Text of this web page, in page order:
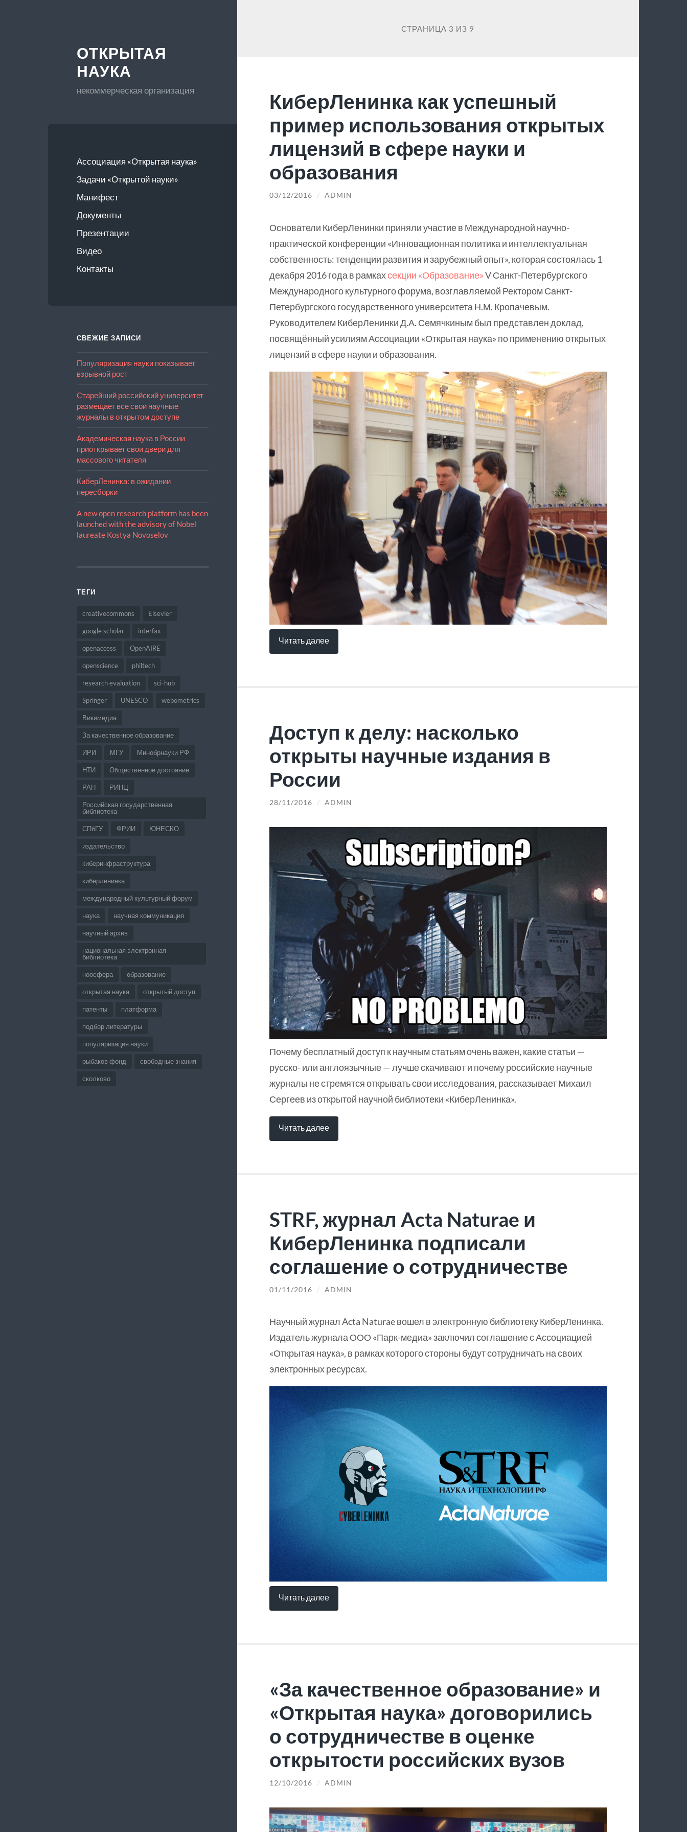
ОТКРЫТАЯ
НАУКА
некоммерческая организация
Ассоциация «Открытая наука»
Задачи «Открытой науки»
Манифест
Документы
Презентации
Видео
Контакты
СВЕЖИЕ ЗАПИСИ
Популяризация науки показывает
взрывной рост
Старейший российский университет
размещает все свои научные
журналы в открытом доступе
Академическая наука в России
приоткрывает свои двери для
массового читателя
КиберЛенинка: в ожидании
пересборки
A new open research platform has been
launched with the advisory of Nobel
laureate Kostya Novoselov
ТЕГИ
creativecommons Elsevier
google scholar interfax
openaccess OpenAIRE
openscience philtech
research evaluation sci-hub
Springer UNESCO webometrics
Викимедиа
За качественное образование
ИРИ МГУ Минобрнауки РФ
НТИ Общественное достояние
РАН РИНЦ
Российская государственная
библиотека
СПбГУ ФРИИ ЮНЕСКО
издательство
киберинфраструктура
киберленинка
международный культурный форум
наука научная коммуникация
научный архив
национальная электронная
библиотека
ноосфера образование
открытая наука открытый доступ
патенты платформа
подбор литературы
популяризация науки
рыбаков фонд свободные знания
сколково
СТРАНИЦА 3 ИЗ 9
КиберЛенинка как успешный
пример использования открытых
лицензий в сфере науки и
образования
03/12/2016 / ADMIN
Основатели КиберЛенинки приняли участие в Международной научно-
практической конференции «Инновационная политика и интеллектуальная
собственность: тенденции развития и зарубежный опыт», которая состоялась 1
декабря 2016 года в рамкахсекции «Образование»V Санкт-Петербургского
Международного культурного форума, возглавляемой Ректором Санкт-
Петербургского государственного университета Н.М. Кропачевым.
Руководителем КиберЛенинки Д.А. Семячкиным был представлен доклад,
посвящённый усилиям Ассоциации «Открытая наука» по применению открытых
лицензий в сфере науки и образования.
Читать далее
Доступ к делу: насколько
открыты научные издания в
России
28/11/2016 / ADMIN
Почему бесплатный доступ к научным статьям очень важен, какие статьи —
русско- или англоязычные — лучше скачивают и почему российские научные
журналы не стремятся открывать свои исследования, рассказывает Михаил
Сергеев из открытой научной библиотеки «КиберЛенинка».
Читать далее
STRF, журнал Acta Naturae и
КиберЛенинка подписали
соглашение о сотрудничестве
01/11/2016 / ADMIN
Научный журнал Acta Naturae вошел в электронную библиотеку КиберЛенинка.
Издатель журнала ООО «Парк-медиа» заключил соглашение с Ассоциацией
«Открытая наука», в рамках которого стороны будут сотрудничать на своих
электронных ресурсах.
Читать далее
«За качественное образование» и
«Открытая наука» договорились
о сотрудничестве в оценке
открытости российских вузов
12/10/2016 / ADMIN